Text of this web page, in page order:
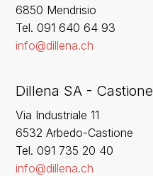
6850 Mendrisio
Tel. 091 640 64 93
info@dillena.ch
Dillena SA - Castione
Via Industriale 11
6532 Arbedo-Castione
Tel. 091 735 20 40
info@dillena.ch